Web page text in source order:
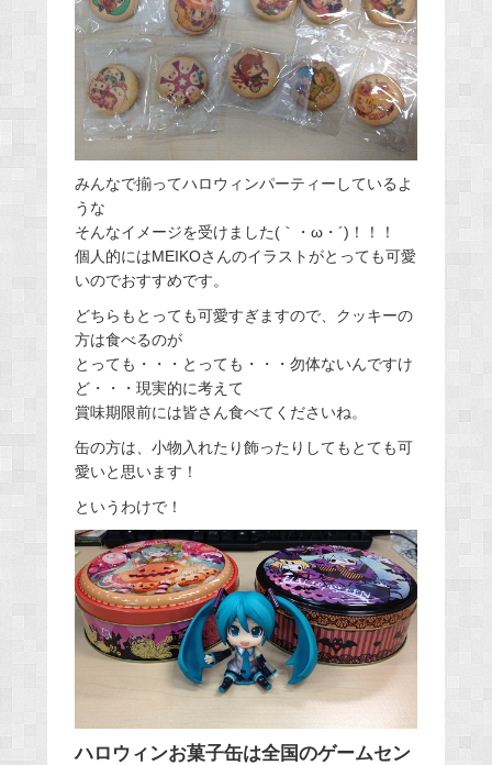
みんなで揃ってハロウィンパーティーしているよ
うな
そんなイメージを受けました(｀・ω・´)！！！
個人的にはMEIKOさんのイラストがとっても可愛
いのでおすすめです。
どちらもとっても可愛すぎますので、クッキーの
方は食べるのが
とっても・・・とっても・・・勿体ないんですけ
ど・・・現実的に考えて
賞味期限前には皆さん食べてくださいね。
缶の方は、小物入れたり飾ったりしてもとても可
愛いと思います！
というわけで！
ハロウィンお菓子缶は全国のゲームセン